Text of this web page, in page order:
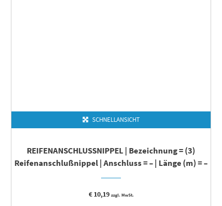
SCHNELLANSICHT
REIFENANSCHLUSSNIPPEL | Bezeichnung = (3)
Reifenanschlußnippel | Anschluss = – | Länge (m) = –
€10,19 zzgl. MwSt.